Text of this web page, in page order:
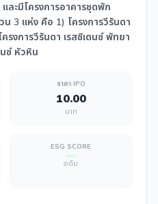
ละมีโครงการอาคารชุดพัก
3 แห่ง คือ 1) โครงการวีรันดา
ครงการวีรันดา เรสซิเดนซ์ พัทยา
นซ์ หัวหิน
ราคา IPO
10.00
บาท
ESG SCORE
ระดับ